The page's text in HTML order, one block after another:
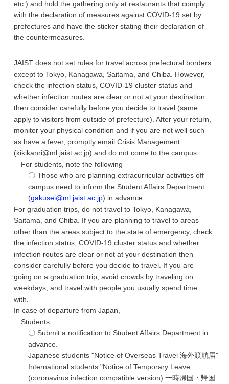
etc.) and hold the gathering only at restaurants that comply
with the declaration of measures against COVID-19 set by
prefectures and have the sticker stating their declaration of
the countermeasures.
JAIST does not set rules for travel across prefectural borders
except to Tokyo, Kanagawa, Saitama, and Chiba. However,
check the infection status, COVID-19 cluster status and
whether infection routes are clear or not at your destination
then consider carefully before you decide to travel (same
apply to visitors from outside of prefecture). After your return,
monitor your physical condition and if you are not well such
as have a fever, promptly email Crisis Management
(kikikanri@ml.jaist.ac.jp) and do not come to the campus.
For students, note the following
〇 Those who are planning extracurricular activities off
campus need to inform the Student Affairs Department
(gakusei@ml.jaist.ac.jp) in advance.
For graduation trips, do not travel to Tokyo, Kanagawa,
Saitama, and Chiba. If you are planning to travel to areas
other than the areas subject to the state of emergency, check
the infection status, COVID-19 cluster status and whether
infection routes are clear or not at your destination then
consider carefully before you decide to travel. If you are
going on a graduation trip, avoid crowds by traveling on
weekdays, and travel with people you usually spend time
with.
In case of departure from Japan,
Students
〇 Submit a notification to Student Affairs Department in
advance.
Japanese students "Notice of Overseas Travel 海外渡航届"
International students "Notice of Temporary Leave
(coronavirus infection compatible version) 一時帰国・帰国